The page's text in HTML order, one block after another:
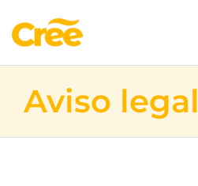
contenido
Conócenos
Afíliate
Aviso legal